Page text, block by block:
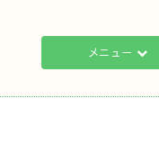
メニュー